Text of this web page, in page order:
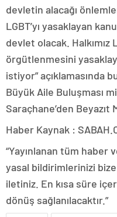
devletin alacağı
LGBT’yı yasaklayan
devlet olacak. Halkımız
örgütlenmesini
istiyor” açıklamasında
Büyük Aile Buluşması
Saraçhane’den Beyazıt
Haber Kaynak :
“Yayınlanan tüm haber
yasal bildirimlerinizi
iletiniz. En kısa süre
dönüş sağlanılacaktır.”